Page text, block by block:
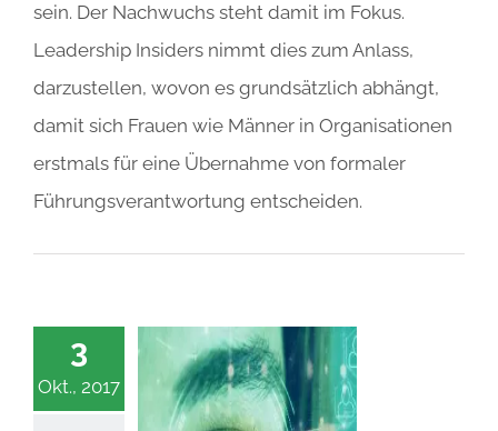
sein. Der Nachwuchs steht damit im Fokus.
Leadership Insiders nimmt dies zum Anlass,
darzustellen, wovon es grundsätzlich abhängt,
damit sich Frauen wie Männer in Organisationen
erstmals für eine Übernahme von formaler
Führungsverantwortung entscheiden.
3
Okt., 2017